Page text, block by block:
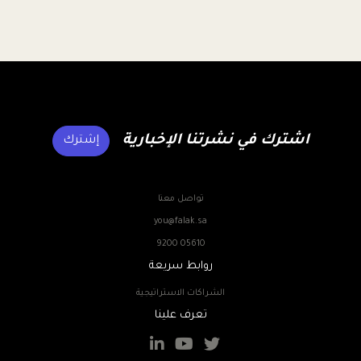
اشترك في نشرتنا الإخبارية إشترك
تواصل معنا
you@falak.sa
9200 05610
روابط سريعة
الشراكات الاستراتيجية
تعرف علينا